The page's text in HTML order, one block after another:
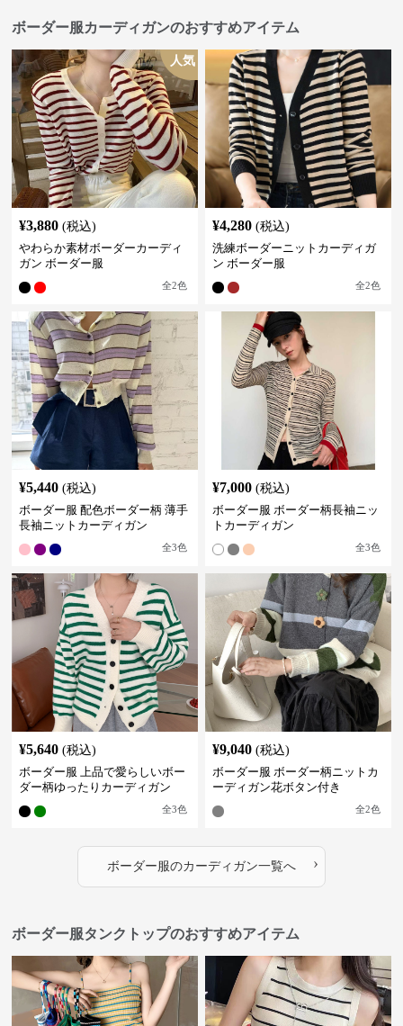
ボーダー服カーディガンのおすすめアイテム
人気
¥3,880 (税込)
やわらか素材ボーダーカーディ
ガン ボーダー服
全2色
¥4,280 (税込)
洗練ボーダーニットカーディガ
ン ボーダー服
全2色
¥5,440 (税込)
ボーダー服 配色ボーダー柄 薄手
長袖ニットカーディガン
全3色
¥7,000 (税込)
ボーダー服 ボーダー柄長袖ニッ
トカーディガン
全3色
¥5,640 (税込)
ボーダー服 上品で愛らしいボー
ダー柄ゆったりカーディガン
全3色
¥9,040 (税込)
ボーダー服 ボーダー柄ニットカ
ーディガン花ボタン付き
全2色
ボーダー服のカーディガン一覧へ ›
ボーダー服タンクトップのおすすめアイテム